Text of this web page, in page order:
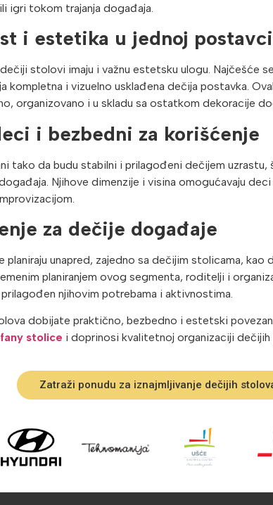
igri tokom trajanja događaja.
i estetika u jednoj postavci
stolovi imaju i važnu estetsku ulogu. Najčešće
kompletna i vizuelno usklađena dečija postavka.
organizovano i u skladu sa ostatkom dekoracije
i bezbedni za korišćenje
tako da budu stabilni i prilagođeni dečijem
Njihove dimenzije i visina omogućavaju
za dečije događaje
planiraju unapred, zajedno sa dečijim stolicama, kao
planiranjem ovog segmenta, roditelji i
njihovim potrebama i aktivnostima.
dobijate praktično, bezbedno i estetski
stolice i doprinosi kvalitetnoj organizaciji dečijih
Zatraži ponudu za iznajmljivanje dečijih